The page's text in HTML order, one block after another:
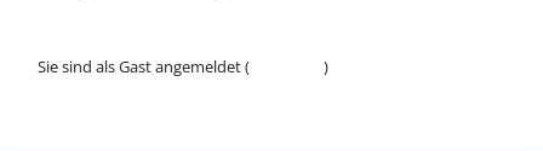
Sie sind als Gast angemeldet (
)